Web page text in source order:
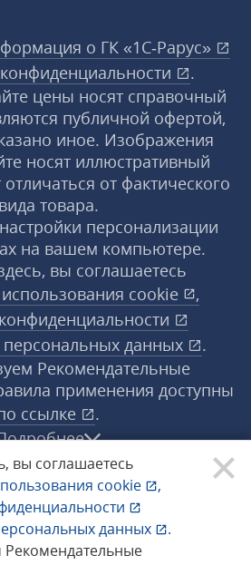
вы соглашаетесь
cookie
,
данных
.
о ГК «1С‑Рарус»
.
цены носят справочный
публичной офертой,
иное. Изображения
носят иллюстративный
от фактического
вида товара.
персонализации
на вашем компьютере.
вы соглашаетесь
cookie
,
персональных данных
.
Рекомендательные
применения доступны
ссылке
.
®. Все права
защищены.